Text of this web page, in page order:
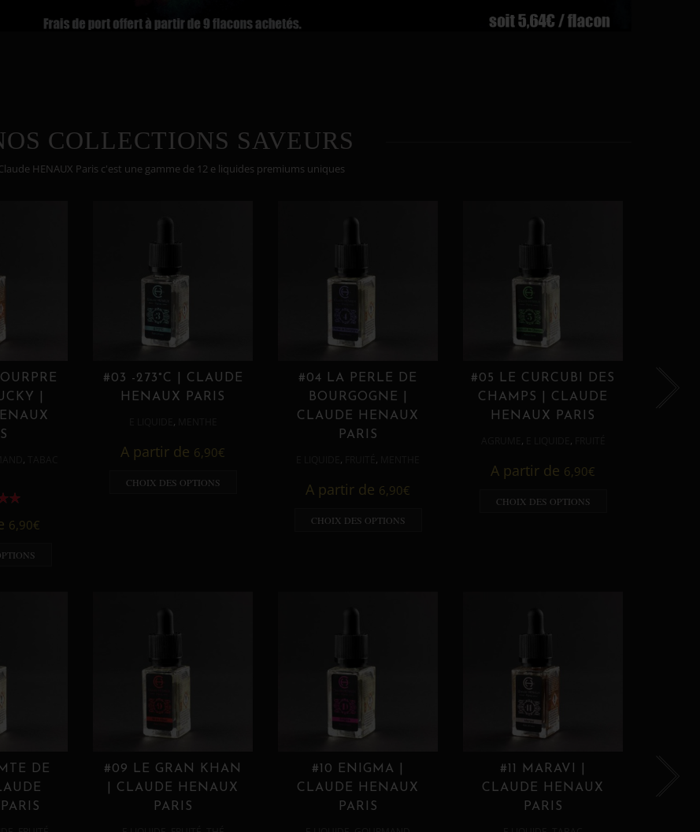
COLLECTIONS SAVEURS
HENAUX Paris c'est une gamme de 12 e liquides premiums uniques
|
,
6,90€
#03 -273°C | CLAUDE
HENAUX PARIS
,
A partir de 6,90€
CHOIX DES OPTIONS
#04 LA PERLE DE
BOURGOGNE |
CLAUDE HENAUX
PARIS
, ,
A partir de 6,90€
CHOIX DES OPTIONS
#05 LE CURCUBI DES
CHAMPS | CLAUDE
HENAUX PARIS
, ,
A partir de 6,90€
CHOIX DES OPTIONS
DE
#09 LE GRAN KHAN
| CLAUDE HENAUX
PARIS
#10 ENIGMA |
CLAUDE HENAUX
PARIS
#11 MARAVI |
CLAUDE HENAUX
PARIS